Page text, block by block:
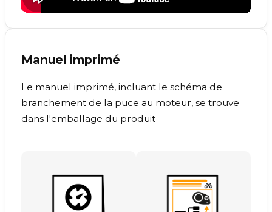
Manuel imprimé
Le manuel imprimé, incluant le schéma de
branchement de la puce au moteur, se trouve
dans l'emballage du produit